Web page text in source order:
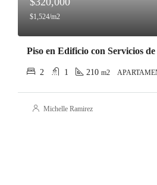
$1,524/m2
Piso en Edificio con Servicios
2 1 210 m2
Michelle Ramirez